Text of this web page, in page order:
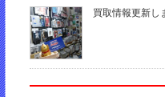
ン
ド
ウ
で
開
き
ま
す) 買取情報更新し